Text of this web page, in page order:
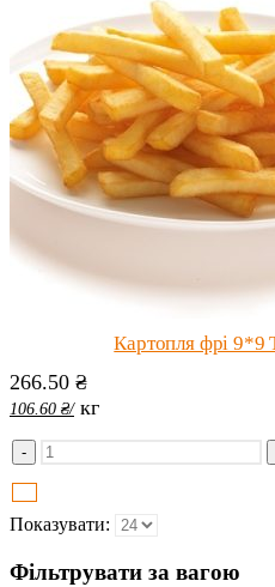
Картопля фрі
266.50 ₴
106.60 ₴/ кг
-
Показувати:
Фільтрувати за вагою